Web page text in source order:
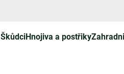
ŠkůdciHnojiva a postřiky